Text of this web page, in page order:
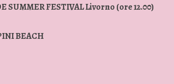
SUMMER FESTIVAL Livorno (ore 12.00)
BEACH